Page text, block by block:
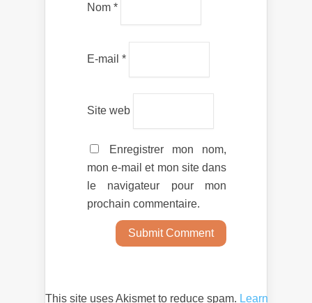
Nom *
E-mail *
Site web
Enregistrer mon nom,
mon e-mail et mon site dans
le navigateur pour mon
prochain commentaire.
This site uses Akismet to reduce spam. Learn